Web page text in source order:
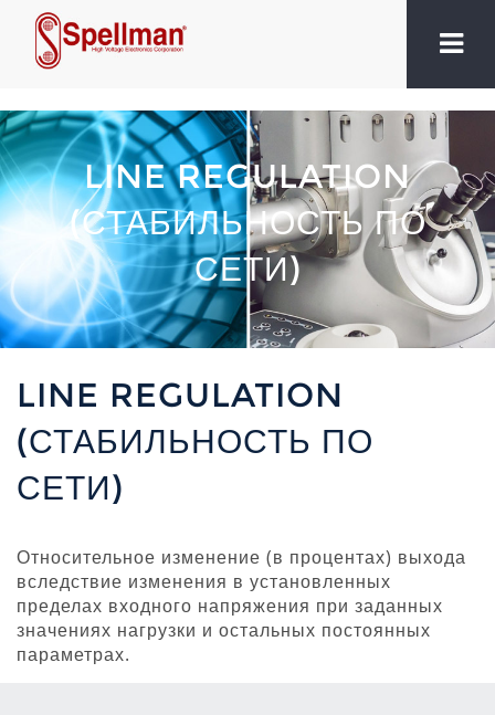
LINE REGULATION
(СТАБИЛЬНОСТЬ ПО
СЕТИ)
LINE REGULATION
(СТАБИЛЬНОСТЬ ПО
СЕТИ)
Относительное изменение (в процентах) выхода
вследствие изменения в установленных
пределах входного напряжения при заданных
значениях нагрузки и остальных постоянных
параметрах.